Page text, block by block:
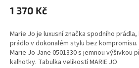
1 370 Kč
Marie Jo je luxusní značka spodního
prádlo v dokonalém stylu bez
Marie Jo Jane 0501330 s jemnou výšivkou
kalhotky. Tabulka velikostí MARIE JO